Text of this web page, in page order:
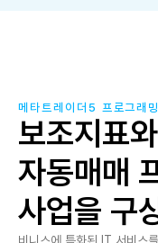
메타트레이더5 프로그래
보조지표
자동매매
사업을 구